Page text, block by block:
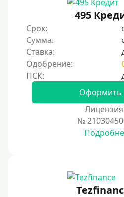
10 дней
2 недели
15 дней
20 дней
30 дней без процентов
495
Срок:
Сумма:
Ставка:
Одобрение:
Оформить
№